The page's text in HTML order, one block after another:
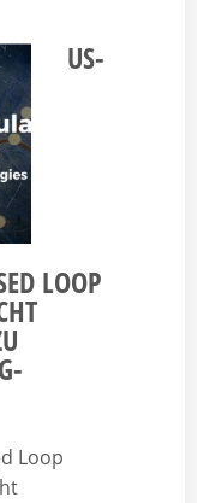
US-
LOOP
Loop